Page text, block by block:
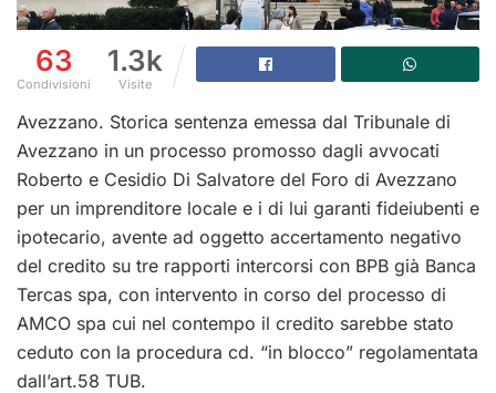
63
Condivisioni
1.3k
Visite
Avezzano. Storica sentenza emessa dal Tribunale di
Avezzano in un processo promosso dagli avvocati
Roberto e Cesidio Di Salvatore del Foro di Avezzano
per un imprenditore locale e i di lui garanti fideiubenti e
ipotecario, avente ad oggetto accertamento negativo
del credito su tre rapporti intercorsi con BPB già Banca
Tercas spa, con intervento in corso del processo di
AMCO spa cui nel contempo il credito sarebbe stato
ceduto con la procedura cd. “in blocco” regolamentata
dall’art.58 TUB.